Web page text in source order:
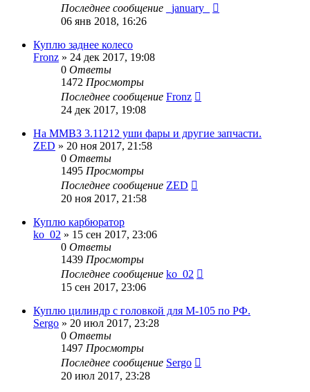
Последнее сообщение
_january_
06 янв 2018, 16:26
Куплю заднее колесо
Fronz » 24 дек 2017, 19:08
0 Ответы
1472 Просмотры
Последнее сообщение Fronz
24 дек 2017, 19:08
На ММВЗ 3.11212 уши фары и другие запчасти.
ZED » 20 ноя 2017, 21:58
0 Ответы
1495 Просмотры
Последнее сообщение ZED
20 ноя 2017, 21:58
Куплю карбюратор
ko_02 » 15 сен 2017, 23:06
0 Ответы
1439 Просмотры
Последнее сообщение ko_02
15 сен 2017, 23:06
Куплю цилиндр с головкой для М-105 по РФ.
Sergo » 20 июл 2017, 23:28
0 Ответы
1497 Просмотры
Последнее сообщение Sergo
20 июл 2017, 23:28